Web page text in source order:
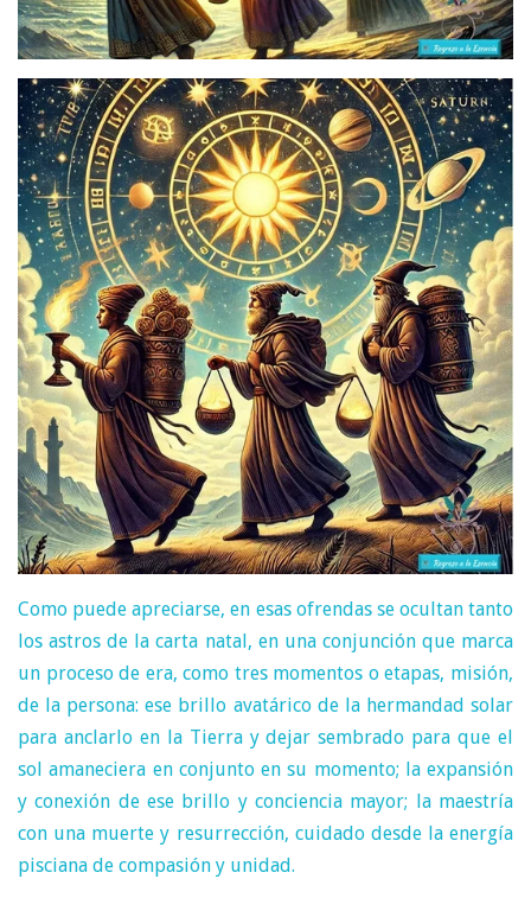
Como puede apreciarse, en esas ofrendas se ocultan tanto
los astros de la carta natal, en una conjunción que marca
un proceso de era, como tres momentos o etapas, misión,
de la persona: ese brillo avatárico de la hermandad solar
para anclarlo en la Tierra y dejar sembrado para que el
sol amaneciera en conjunto en su momento; la expansión
y conexión de ese brillo y conciencia mayor; la maestría
con una muerte y resurrección, cuidado desde la energía
pisciana de compasión y unidad.